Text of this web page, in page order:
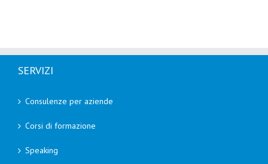
SERVIZI
Consulenze per aziende
Corsi di formazione
Speaking